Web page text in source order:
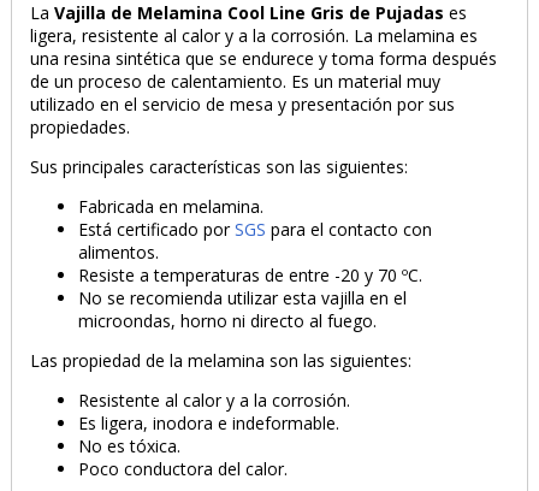
PRODUCTO AÑADIDO AL CARRITO
La Vajilla de Melamina Cool Line Gris de Pujadas es
ligera, resistente al calor y a la corrosión. La melamina es
una resina sintética que se endurece y toma forma después
de un proceso de calentamiento. Es un material muy
utilizado en el servicio de mesa y presentación por sus
propiedades.
Sus principales características son las siguientes:
Fabricada en melamina.
Está certificado porSGS para el contacto con
alimentos.
Resiste a temperaturas de entre -20 y 70 ºC.
No se recomienda utilizar esta vajilla en el
microondas, horno ni directo al fuego.
Las propiedad de la melamina son las siguientes:
Resistente al calor y a la corrosión.
Es ligera, inodora e indeformable.
No es tóxica.
Poco conductora del calor.